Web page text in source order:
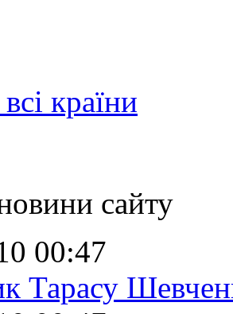
країни
сайту
00:47
Тарасу